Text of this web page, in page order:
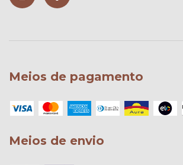
Meios de pagamento
Meios de envio